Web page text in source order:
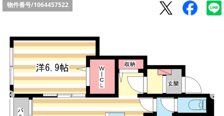
店長のおすすめ物件
積水ハウス Sha Maison 特集 (奈良北部、木津川
市)
積水ハウス Sha Maison 特集 (奈良南部)
路線·駅から探す
物件番号/1064457522